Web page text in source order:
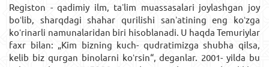
Registon - qadimiy ilm, taʼlim muassasalari joylashgan joy
boʻlib, sharqdagi shahar qurilishi sanʼatining eng koʻzga
koʻrinarli namunalaridan biri hisoblanadi. U haqda Temuriylar
faxr bilan: „Kim bizning kuch- qudratimizga shubha qilsa,
kelib biz qurgan binolarni koʻrsin“, deganlar. 2001- yilda bu